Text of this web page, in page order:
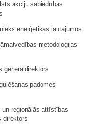
akciju sabiedrības
enerģētikas jautājumos
metodoloģijas
ģenerāldirektors
padomes
reģionālās attīstības
direktors